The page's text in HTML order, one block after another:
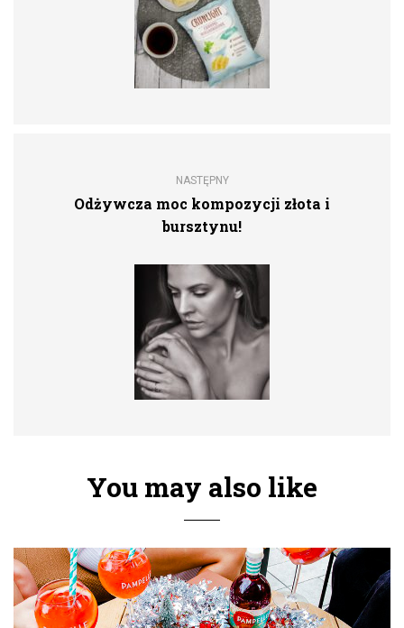
NASTĘPNY
Odżywcza moc kompozycji złota i
bursztynu!
You may also like